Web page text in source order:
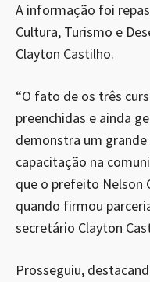
A informação foi
Cultura, Turismo e
Clayton Castilho.
“O fato de os três
preenchidas e ainda
demonstra um
capacitação na
que o prefeito Nelson
quando firmou
secretário Clayton
Prosseguiu,